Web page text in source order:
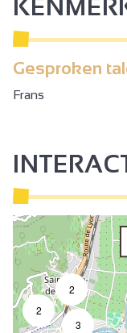
Gesproken
Frans
2
2
3